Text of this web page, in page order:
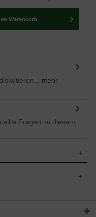
Warenkorb
mehr
Fragen zu diesem
viticella 'Etoile